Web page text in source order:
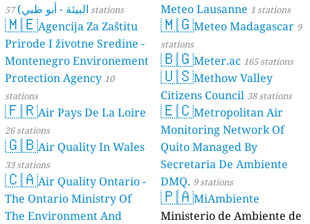
البيئة - أبو ظبي) 57 stations
🇲🇪Agencija Za Zaštitu
Prirode I životne Sredine -
Montenegro Environement
Protection Agency 10
stations
🇫🇷Air Pays De La Loire
26 stations
🇬🇧Air Quality In Wales
33 stations
🇨🇦Air Quality Ontario -
The Ontario Ministry Of
The Environment And
Meteo Lausanne 1 stations
🇲🇬Meteo Madagascar 9
stations
🇧🇬Meter.ac 165 stations
🇺🇸Methow Valley
Citizens Council 38 stations
🇪🇨Metropolitan Air
Monitoring Network Of
Quito Managed By
Secretaria De Ambiente
DMQ. 9 stations
🇵🇦MiAmbiente
Ministerio de Ambiente de